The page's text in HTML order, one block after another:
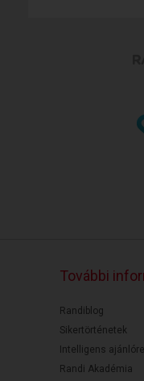
További
Randiblog
Sikertörténetek
Intelligens
Randi Akadémia